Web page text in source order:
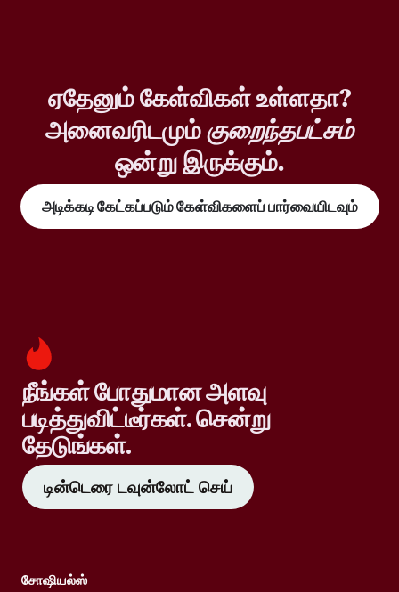
ஏதேனும் கேள்விகள் உள்ளதா?
அனைவரிடமும்குறைந்தபட்சம்
ஒன்று இருக்கும்.
அடிக்கடி கேட்கப்படும் கேள்விகளைப் பார்வையிடவும்
நீங்கள் போதுமான அளவு
படித்துவிட்டீர்கள். சென்று
தேடுங்கள்.
டின்டெரை டவுன்லோட் செய்
சோஷியல்ஸ்